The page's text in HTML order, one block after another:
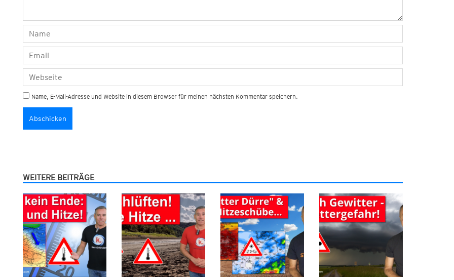
Name, E-Mail-Adresse und Website in diesem Browser für meinen nächsten Kommentar speichern.
WEITERE BEITRÄGE